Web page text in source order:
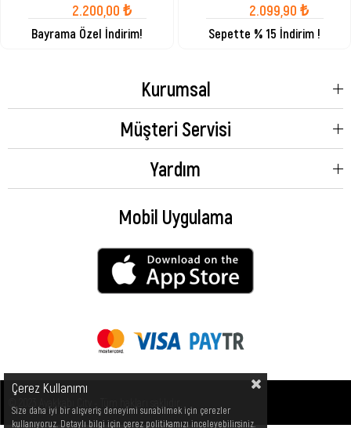
2.200,00 ₺
Bayrama Özel İndirim!
2.099,90 ₺
Sepette % 15 İndirim !
Kurumsal
Müşteri Servisi
Yardım
Mobil Uygulama
Çerez Kullanımı
Size daha iyi bir alışveriş deneyimi sunabilmek için çerezler
kullanıyoruz. Detaylı bilgi için çerez politikamızı inceleyebilirsiniz.